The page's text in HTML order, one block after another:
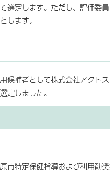
選定します。ただし、評価委
します。
候補者として株式会社アクト
定しました。
市特定保健指導および利用勧